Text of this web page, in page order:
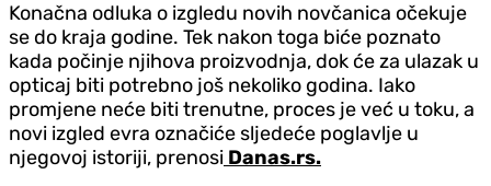
Konačna odluka o izgledu novih novčanica očekuje
se do kraja godine. Tek nakon toga biće poznato
kada počinje njihova proizvodnja, dok će za ulazak u
opticaj biti potrebno još nekoliko godina. Iako
promjene neće biti trenutne, proces je već u toku, a
novi izgled evra označiće sljedeće poglavlje u
njegovoj istoriji, prenosi Danas.rs.